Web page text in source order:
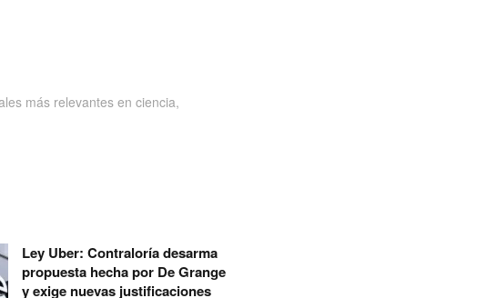
más relevantes en ciencia,
Ley Uber: Contraloría desarma
propuesta hecha por De Grange
y exige nuevas justificaciones